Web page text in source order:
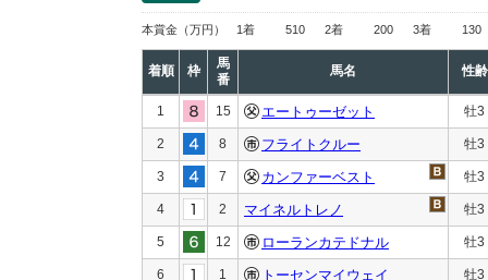
本賞金 （万円） 1着 510 2着 200 3着 130
着順 枠
馬
番
馬名 性齢
1 15 エートゥーゼット 牡3
2 8 フライトクルー 牡3
3 7 カンファーベスト 牡3
4 2 マイネルトレノ 牡3
5 12 ローランカテドナル 牡3
6 1 トーセンマイウェイ 牡3